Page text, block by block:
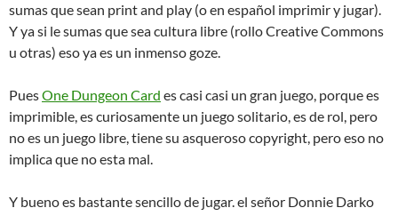
sumas que sean print and play (o en español imprimir y jugar).
Y ya si le sumas que sea cultura libre (rollo Creative Commons
u otras) eso ya es un inmenso goze.
PuesOne Dungeon Card es casi casi un gran juego, porque es
imprimible, es curiosamente un juego solitario, es de rol, pero
no es un juego libre, tiene su asqueroso copyright, pero eso no
implica que no esta mal.
Y bueno es bastante sencillo de jugar. el señor Donnie Darko